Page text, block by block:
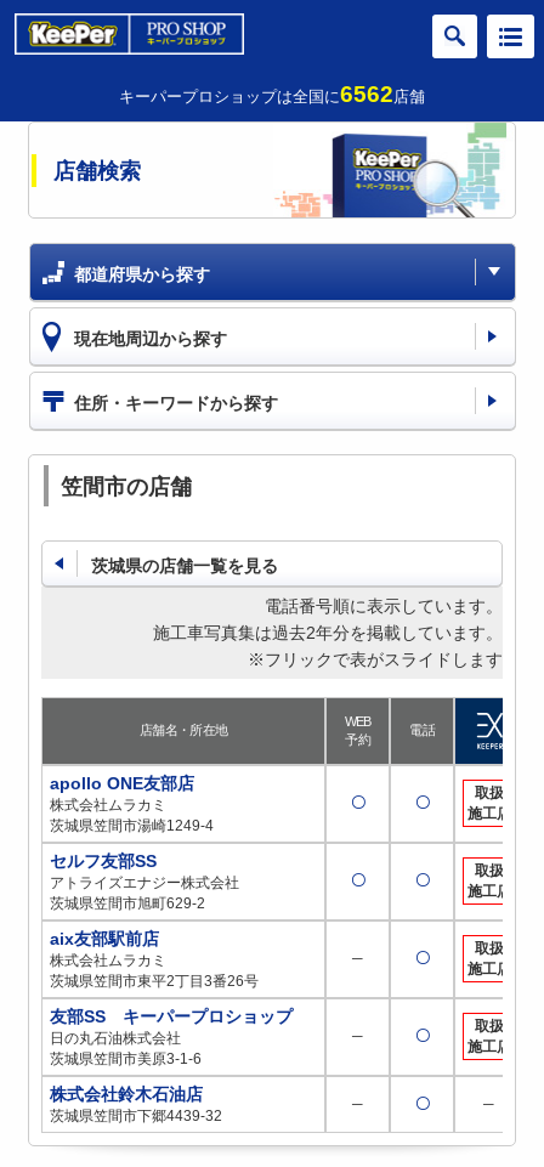
キーパープロショップは全国に6562店舗
店舗検索
都道府県から探す
現在地周辺から探す
住所・キーワードから探す
笠間市の店舗
茨城県の店舗一覧を見る
電話番号順に表示しています。
施工車写真集は過去2年分を掲載しています。
※フリックで表がスライドします
店舗名・所在地
WEB
予約
電話
apollo ONE友部店
株式会社ムラカミ
茨城県笠間市湯崎1249-4
〇 〇
取扱
施工店
セルフ友部SS
アトライズエナジー株式会社
茨城県笠間市旭町629-2
〇 〇
取扱
施工店
aix友部駅前店
株式会社ムラカミ
茨城県笠間市東平2丁目3番26号
─ 〇
取扱
施工店
友部SS キーパープロショップ
日の丸石油株式会社
茨城県笠間市美原3-1-6
─ 〇
取扱
施工店
株式会社鈴木石油店
茨城県笠間市下郷4439-32
─ 〇 ─